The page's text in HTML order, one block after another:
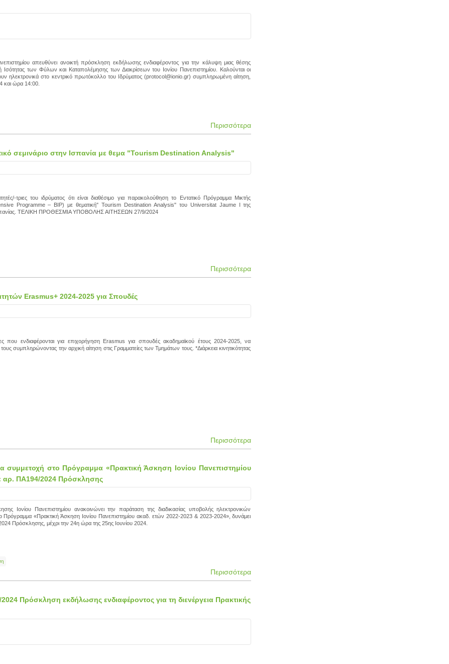
απευθύνει ανοικτή πρόσκληση εκδήλωσης ενδιαφέροντος για την κάλυψη μιας θέσης
των Φύλων και Καταπολέμησης των Διακρίσεων του Ιονίου Πανεπιστημίου. Καλούνται οι
ηλεκτρονικά στο κεντρικό πρωτόκολλο του Ιδρύματος (protocol@ionio.gr) συμπληρωμένη αίτηση,
και ώρα 14:00.
Περισσότερα
σεμινάριο στην Ισπανία με θεμα "Tourism Destination Analysis"
τριες του ιδρύματος ότι είναι διαθέσιμο για παρακολούθηση το Εντατικό Πρόγραμμα Μικτής
Programme – BIP) με θεματική" Tourism Destination Analysis" του Universitat Jaume I της
ΤΕΛΙΚΗ ΠΡΟΘΕΣΜΙΑ ΥΠΟΒΟΛΗΣ ΑΙΤΗΣΕΩΝ 27/9/2024
Περισσότερα
Erasmus+ 2024-2025 για Σπουδές
που ενδιαφέρονται για επιχορήγηση Erasmus για σπουδές ακαδημαϊκού έτους 2024-2025, να
συμπληρώνοντας την αρχική αίτηση στις Γραμματείες των Τμημάτων τους. *Διάρκεια κινητικότητας
Περισσότερα
συμμετοχή στο Πρόγραμμα «Πρακτική Άσκηση Ιονίου Πανεπιστημίου
αρ. ΠΑ194/2024 Πρόσκλησης
Ιονίου Πανεπιστημίου ανακοινώνει την παράταση της διαδικασίας υποβολής ηλεκτρονικών
Πρόγραμμα «Πρακτική Άσκηση Ιονίου Πανεπιστημίου ακαδ. ετών 2022-2023 & 2023-2024», δυνάμει
Πρόσκλησης, μέχρι την 24η ώρα της 25ης Ιουνίου 2024.
Περισσότερα
Πρόσκληση εκδήλωσης ενδιαφέροντος για τη διενέργεια Πρακτικής